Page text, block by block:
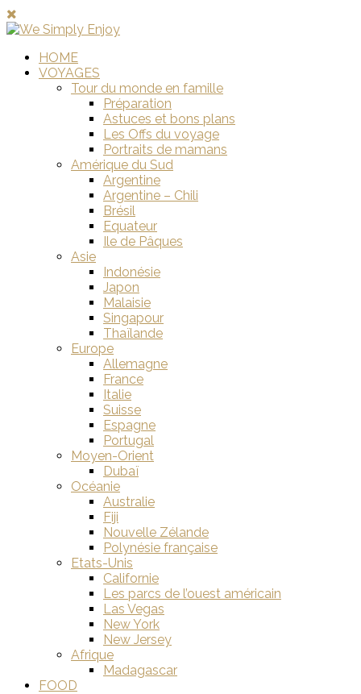
HOME
VOYAGES
Tour du monde en famille
Préparation
Astuces et bons plans
Les Offs du voyage
Portraits de mamans
Amérique du Sud
Argentine
Argentine – Chili
Brésil
Equateur
Ile de Pâques
Asie
Indonésie
Japon
Malaisie
Singapour
Thaïlande
Europe
Allemagne
France
Italie
Suisse
Espagne
Portugal
Moyen-Orient
Dubaï
Océanie
Australie
Fiji
Nouvelle Zélande
Polynésie française
Etats-Unis
Californie
Les parcs de l’ouest américain
Las Vegas
New York
New Jersey
Afrique
Madagascar
FOOD